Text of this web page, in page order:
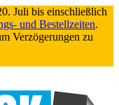
Juli bis einschließlich
und Bestellzeiten.
Verzögerungen zu